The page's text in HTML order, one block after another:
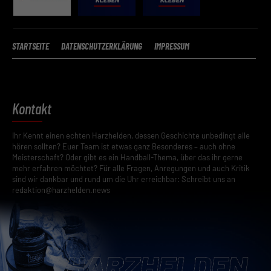
STARTSEITE DATENSCHUTZERKLÄRUNG IMPRESSUM
Kontakt
Ihr Kennt einen echten Harzhelden, dessen Geschichte unbedingt alle
hören sollten? Euer Team ist etwas ganz Besonderes – auch ohne
Meisterschaft? Oder gibt es ein Handball-Thema, über das ihr gerne
mehr erfahren möchtet? Für alle Fragen, Anregungen und auch Kritik
sind wir dankbar und rund um die Uhr erreichbar: Schreibt uns an
redaktion@harzhelden.news
Essenziell (2)
Cookie-Informationen anzeigen